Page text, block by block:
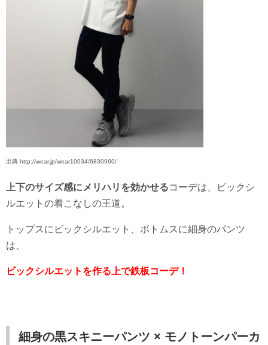
出典 http://wear.jp/wear10034/6830960/
上下のサイズ感にメリハリを効かせるコーデは、ビックシ
ルエットの着こなしの王道。
トップスにビックシルエット、ボトムスに細身のパンツ
は、
ビックシルエットを作る上で鉄板コーデ！
細身の黒スキニーパンツ × モノトーンパーカ